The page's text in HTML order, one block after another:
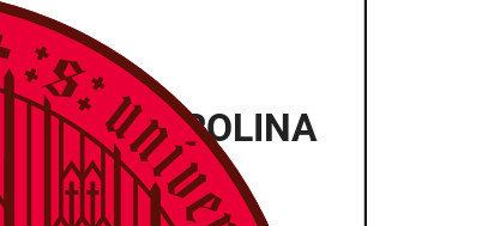
CAROLINA